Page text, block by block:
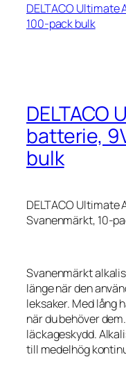
DELTACO Ultimate
100-pack bulk
DELTACO
batterie,
bulk
DELTACO Ultimate
Svanenmärkt, 10-
Svanenmärkt
länge när den
leksaker. Med lång
när du behöver
läckageskydd.
till medelhög